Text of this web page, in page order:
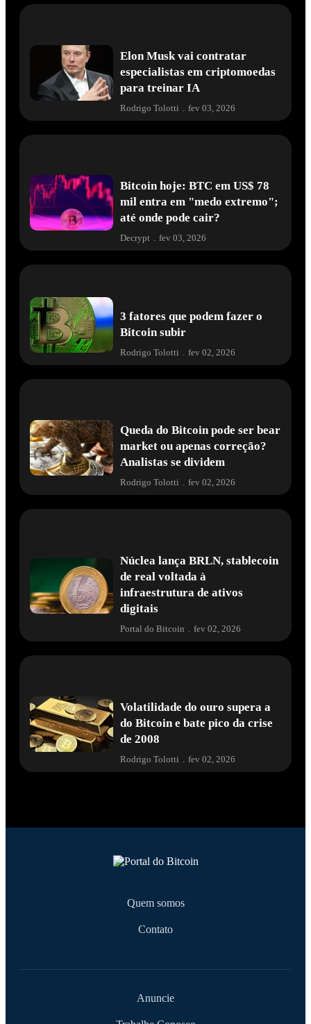
Elon Musk vai contratar
especialistas em criptomoedas
para treinar IA
Rodrigo Tolotti fev 03, 2026
Bitcoin hoje: BTC em US$ 78
mil entra em "medo extremo";
até onde pode cair?
Decrypt . fev 03, 2026
3 fatores que podem fazer o
Bitcoin subir
Rodrigo Tolotti fev 02, 2026
Queda do Bitcoin pode ser bear
market ou apenas correção?
Analistas se dividem
Rodrigo Tolotti . fev 02, 2026
Núclea lança BRLN, stablecoin
de real voltada à
infraestrutura de ativos
digitais
Portal do Bitcoin . fev 02, 2026
Volatilidade do ouro supera a
do Bitcoin e bate pico da crise
de 2008
Rodrigo Tolotti fev 02, 2026
Quem somos
Contato
Anuncie